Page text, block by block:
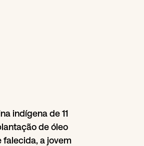
indígena de 11
de óleo
falecida, a jovem